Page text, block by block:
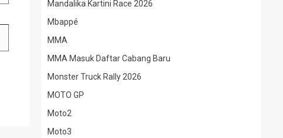
Mandalika Kartini Race 2026
Mbappé
MMA
MMA Masuk Daftar Cabang Baru
Monster Truck Rally 2026
MOTO GP
Moto2
Moto3